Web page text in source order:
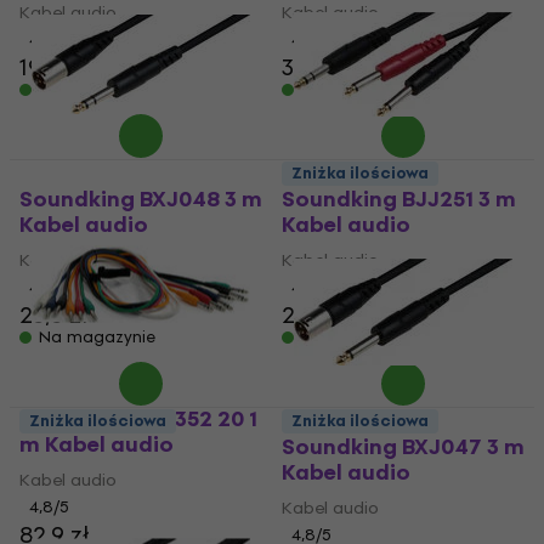
Kabel audio
4,7
19,9 zł
Na magazynie
Kabel audio
4,8
35,9 zł
Na magazynie
Soundking BXJ048 3 m
Kabel audio
Kabel audio
4,8/5
23,3 zł
Na magazynie
Soundking BJJ251 3 m
Kabel audio
Kabel audio
4,7
25,9 zł
Na magazynie
Soundking BC 352 20 1
m Kabel audio
Kabel audio
4,8/5
82,9 zł
Zniżka ilościowa
Soundking BXJ047 3 m
Kabel audio
Kabel audio
4,8/5
Zniżka ilościowa Zniżka ilościowa